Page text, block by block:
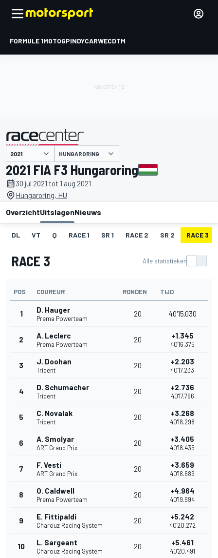
FORMULE 1MOTOGPINDYCARWECDTM
gepresenteerd door HUNGARORING
2021 FIA F3 Hungaroring
30 jul 2021 tot 1 aug 2021
Hungaroring, HU
OverzichtUitslagenNieuws
DL VT Q RACE 1 SR 1 RACE 2 SR 2 RACE 3
RACE 3 Alle statistieken
POS COUREUR RONDEN TIJD
1 D. Hauger
Prema Powerteam
20 40'15.030
2 A. Leclerc
Prema Powerteam
20 +1.345
40'16.375
3 J. Doohan
Trident
20 +2.203
40'17.233
4 D. Schumacher
Trident
20 +2.736
40'17.766
5 C. Novalak
Trident
20 +3.268
40'18.298
6 A. Smolyar
ART Grand Prix
20 +3.405
40'18.435
7 F. Vesti
ART Grand Prix
20 +3.659
40'18.689
8 O. Caldwell
Prema Powerteam
20 +4.964
40'19.994
9 E. Fittipaldi
Charouz Racing System
20 +5.242
40'20.272
10 L. Sargeant
Charouz Racing System
20 +5.461
40'20.491